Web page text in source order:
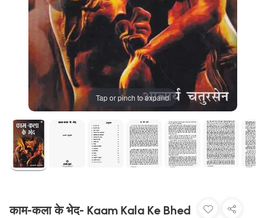
Tap or pinch to expand
काम-कला के भेद- Kaam Kala Ke Bhed